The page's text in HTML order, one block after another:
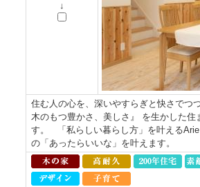
↓
住む人の心を、深いやすらぎと快さでつ
木のもつ豊かさ、美しさ』 を生かした
す。 「私らしい暮らし方」を叶える
の「あったらいいな」を叶えます。